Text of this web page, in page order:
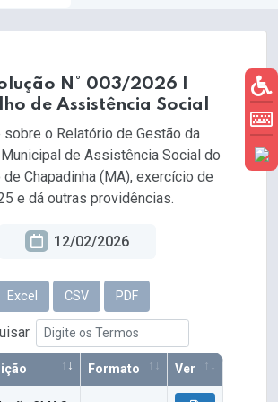
N° 003/2026 |
de Assistência Social
sobre o Relatório de Gestão da
de Assistência Social do
Chapadinha (MA), exercício de
e dá outras providências.
12/02/2026
Excel CSV PDF
Formato Ver